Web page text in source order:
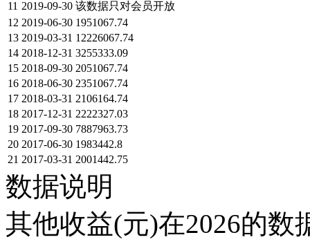
11 2019-09-30 该数据只对会员开放
12 2019-06-30 1951067.74
13 2019-03-31 12226067.74
14 2018-12-31 3255333.09
15 2018-09-30 2051067.74
16 2018-06-30 2351067.74
17 2018-03-31 2106164.74
18 2017-12-31 2222327.03
19 2017-09-30 7887963.73
20 2017-06-30 1983442.8
21 2017-03-31 2001442.75
数据说明
其他收益(元)在2026的数